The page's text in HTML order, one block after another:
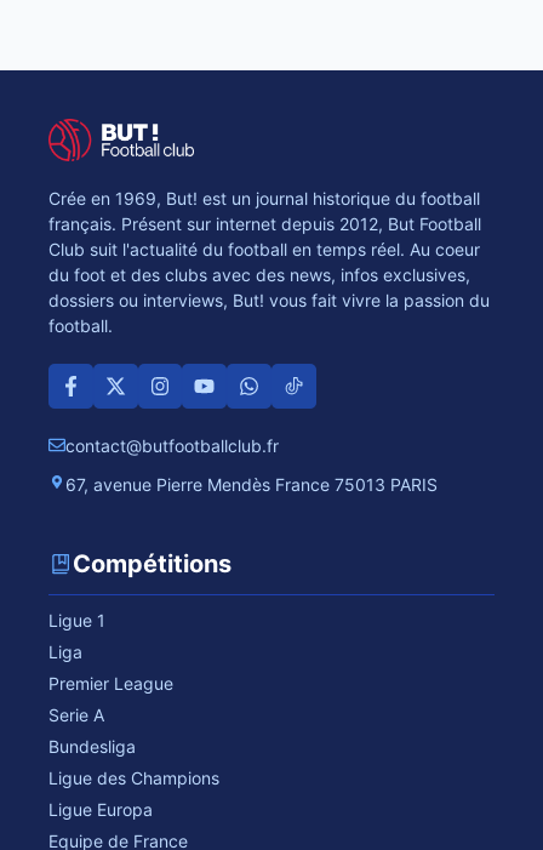
Crée en 1969, But! est un journal historique du football
français. Présent sur internet depuis 2012, But Football
Club suit l'actualité du football en temps réel. Au coeur
du foot et des clubs avec des news, infos exclusives,
dossiers ou interviews, But! vous fait vivre la passion du
football.
contact@butfootballclub.fr
67, avenue Pierre Mendès France 75013 PARIS
Compétitions
Ligue 1
Liga
Premier League
Serie A
Bundesliga
Ligue des Champions
Ligue Europa
Equipe de France